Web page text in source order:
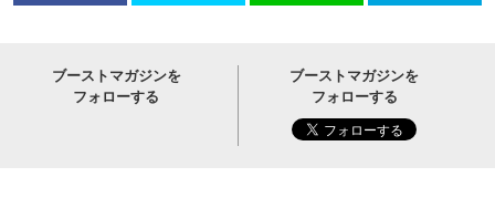
ブーストマガジンを
フォローする
ブーストマガジンを
フォローする